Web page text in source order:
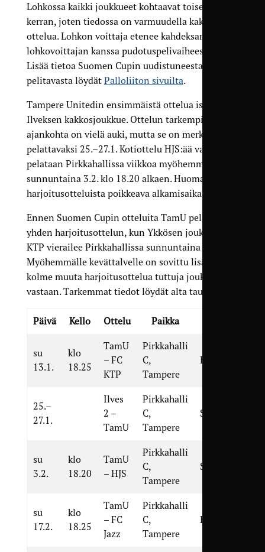
Lohkossa kaikki joukkueet kohtaavat toisensa
kerran, joten tiedossa on varmuudella kaksi
ottelua. Lohkon voittaja etenee kahdeksan muun
lohkovoittajan kanssa pudotuspelivaiheeseen.
Lisää tietoa Suomen Cupin uudistuneesta
pelitavasta löydät Palloliiton sivuilta.
Tampere Unitedin ensimmäistä ottelua isännöi
Ilveksen kakkosjoukkue. Ottelun tarkempi
ajankohta on vielä auki, mutta se on merkitty
pelattavaksi 25.–27.1. Kotiottelu HJS:ää vastaan
pelataan Pirkkahallissa viikkoa myöhemmin
sunnuntaina 3.2. klo 18.20 alkaen. Huomaa
harjoitusotteluista poikkeava alkamisaika!
Ennen Suomen Cupin otteluita TamU pelaa vielä
yhden harjoitusottelun, kun Ykkösen joukkue FC
KTP vierailee Pirkkahallissa sunnuntaina 13.1.
Myöhemmälle kevättalvelle on sovittu lisäksi
kolme muuta harjoitusottelua tuttuja joukkueita
vastaan. Tarkemmat tiedot löydät alta taulukosta.
Päivä Kello Ottelu Paikka
su
13.1.
klo
18.25
TamU
– FC
KTP
Pirkkahalli
C,
Tampere
Harjoitusottelu
25.–
27.1.
Ilves
2 –
TamU
Pirkkahalli
C,
Tampere
Suomen Cup
su
3.2.
klo
18.20
TamU
– HJS
Pirkkahalli
C,
Tampere
Suomen Cup
su
17.2.
klo
18.25
TamU
– FC
Jazz
Pirkkahalli
C,
Tampere
Harjoitusottelu